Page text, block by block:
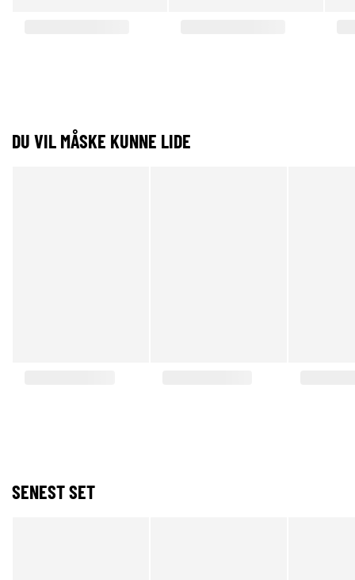
DU VIL MÅSKE KUNNE LIDE
SENEST SET